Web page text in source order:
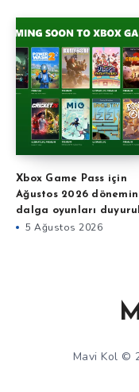
Xbox Game Pass için
Ağustos 2026
dalga oyunları
5 Ağustos 2026
Mavi Kol ©